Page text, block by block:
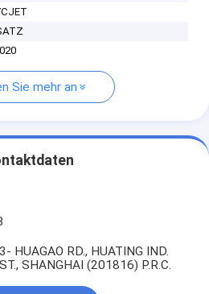
Sie mehr an
HUAGAO RD., HUATING IND.
SHANGHAI (201816) P.R.C.